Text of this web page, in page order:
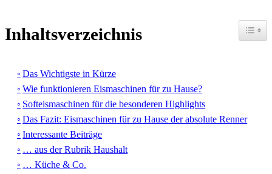
Inhaltsverzeichnis
Das Wichtigste in Kürze
Wie funktionieren Eismaschinen für zu Hause?
Softeismaschinen für die besonderen Highlights
Das Fazit: Eismaschinen für zu Hause der absolute Renner
Interessante Beiträge
… aus der Rubrik Haushalt
… Küche & Co.